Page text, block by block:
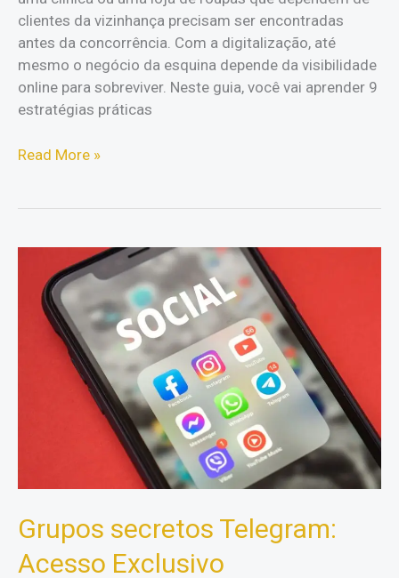
clientes da vizinhança precisam ser encontradas
antes da concorrência. Com a digitalização, até
mesmo o negócio da esquina depende da visibilidade
online para sobreviver. Neste guia, você vai aprender 9
estratégias práticas
Marketing
empresas!
Read More »
Grupos secretos Telegram:
Acesso Exclusivo